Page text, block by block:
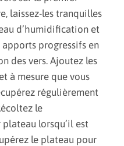
laissez-les tranquilles
d’humidification et
progressifs en
des vers. Ajoutez les
à mesure que vous
régulièrement
le
lorsqu’il est
le plateau pour